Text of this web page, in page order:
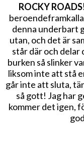
ROCKY
denna underbart
utan, och det är
står där och delar
burken så slinker
liksom inte att stå
går inte att sluta,
så gott! Jag har
kommer det igen,